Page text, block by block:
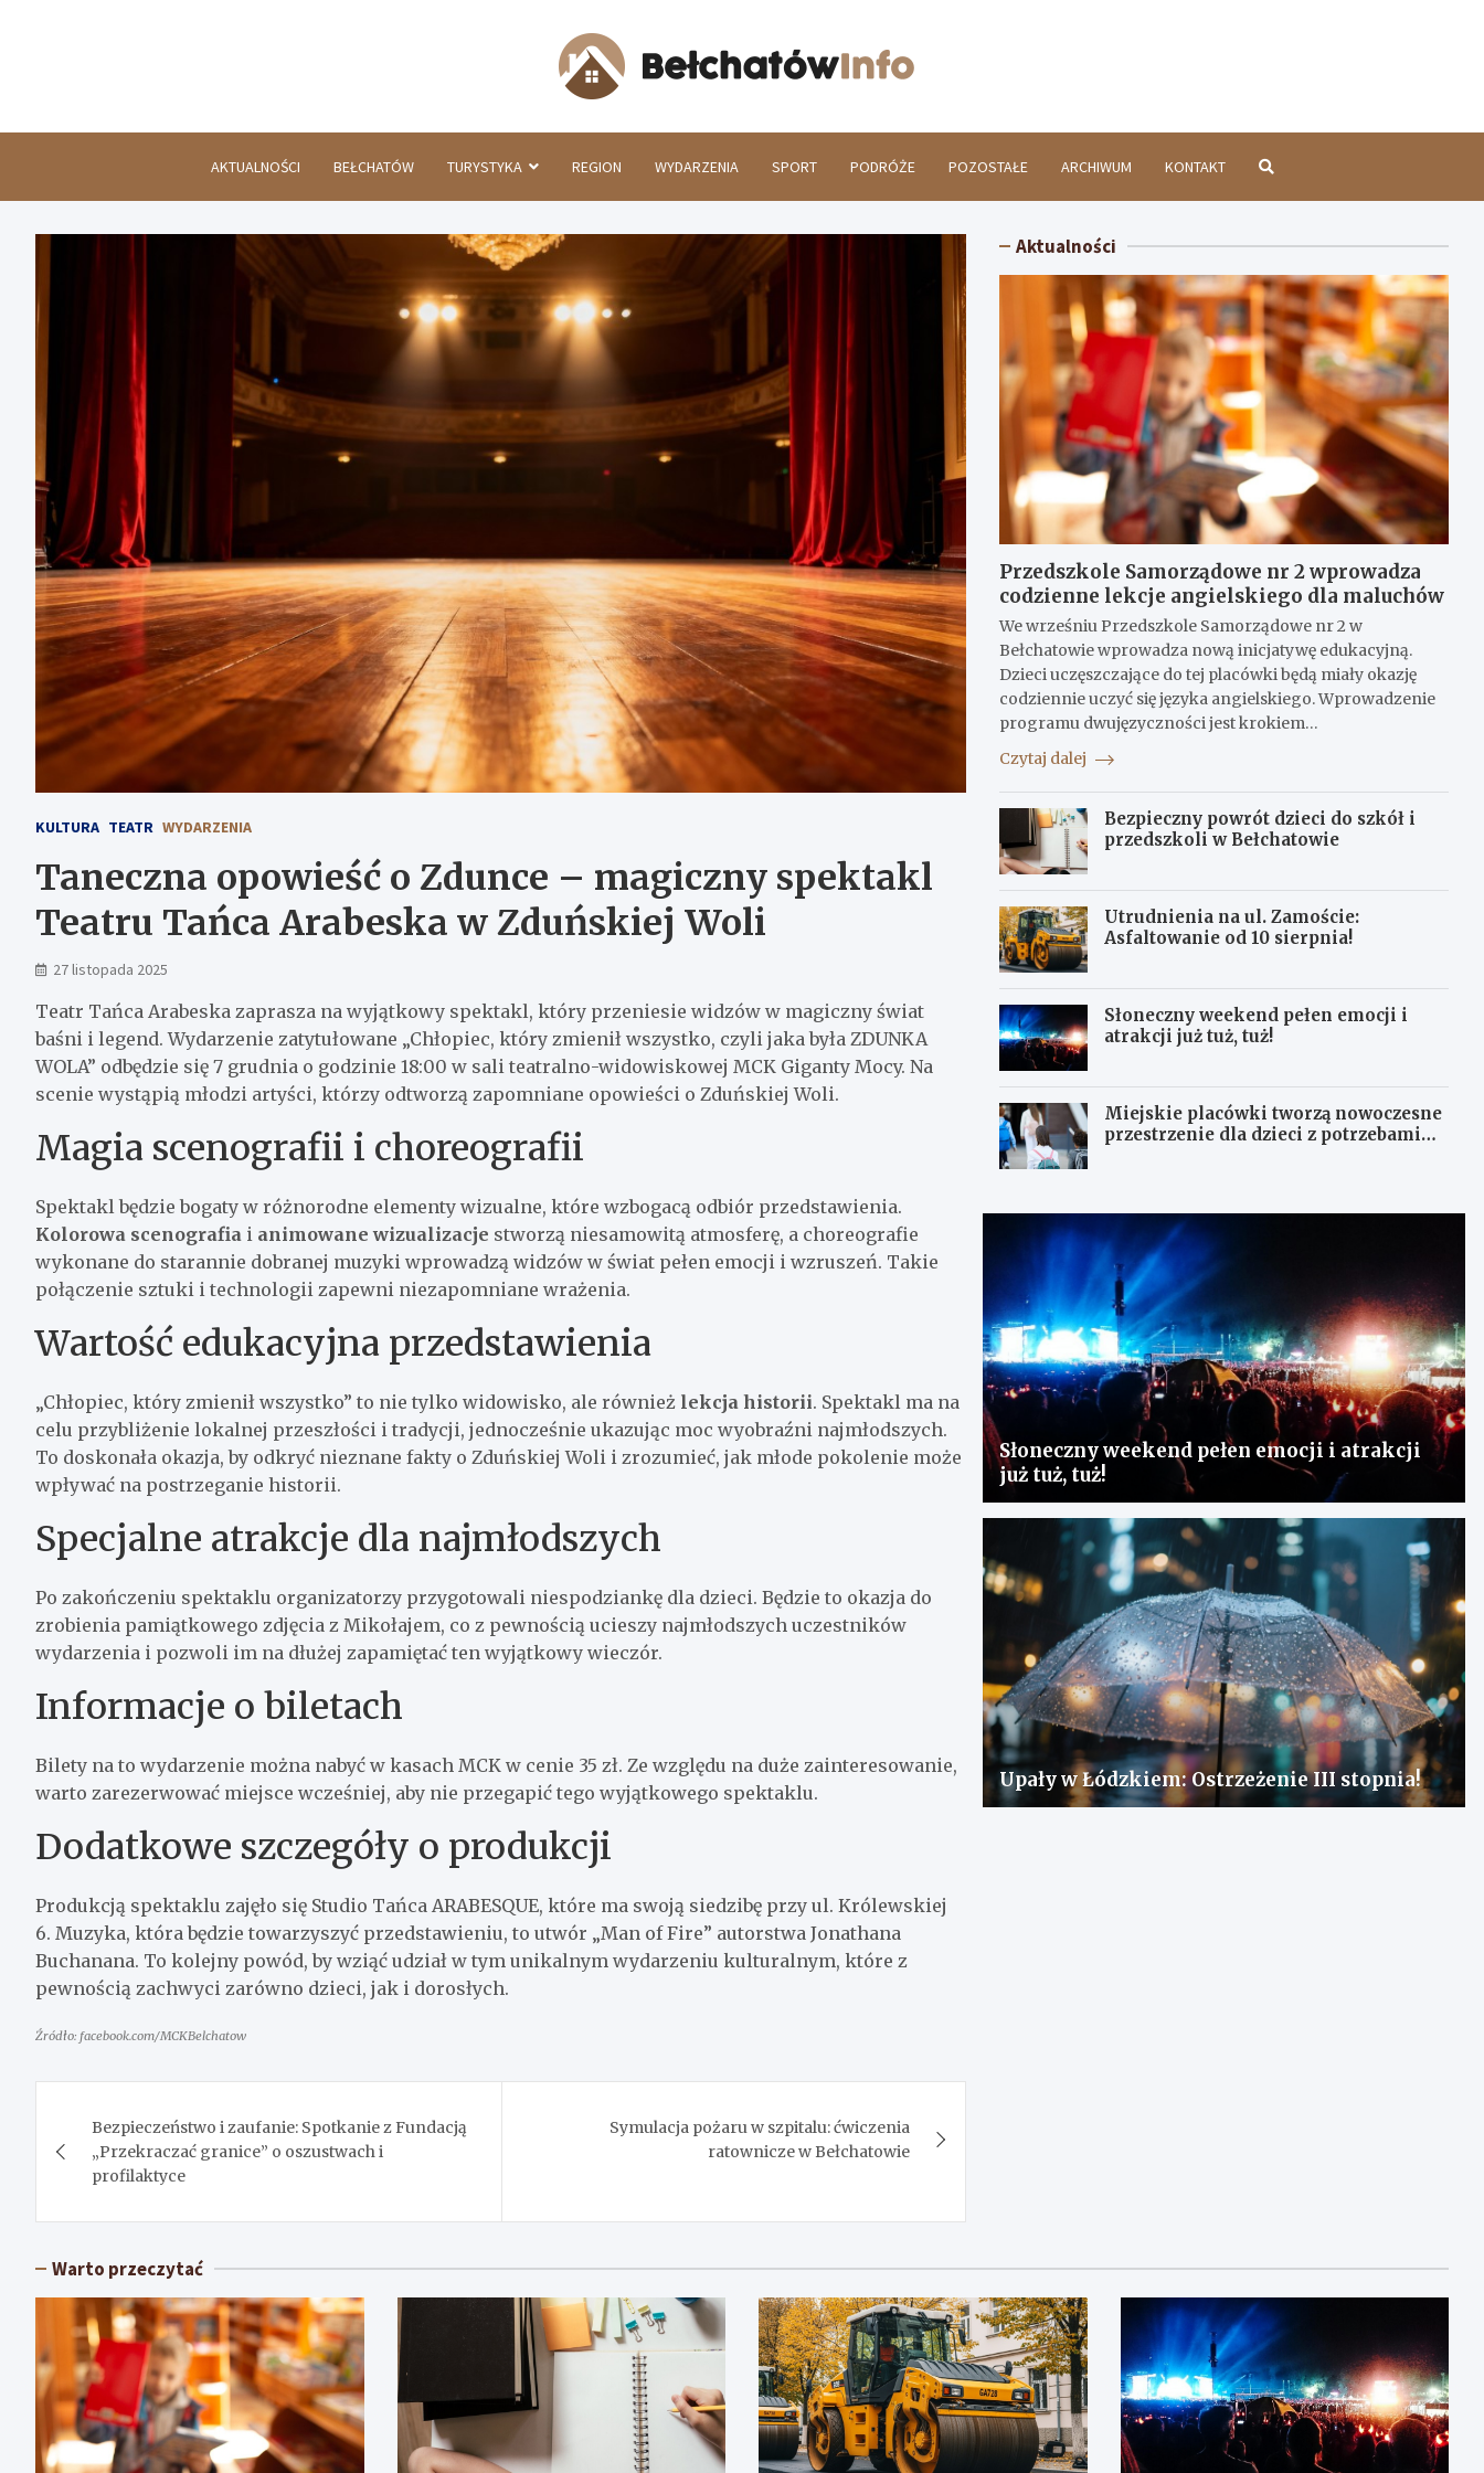
AKTUALNOŚCI BEŁCHATÓW TURYSTYKA REGION WYDARZENIA SPORT PODRÓŻE POZOSTAŁE ARCHIWUM KONTAKT
KULTURA TEATR WYDARZENIA
Taneczna opowieść o Zdunce – magiczny spektakl
Teatru Tańca Arabeska w Zduńskiej Woli
27 listopada 2025
Teatr Tańca Arabeska zaprasza na wyjątkowy spektakl, który przeniesie widzów w magiczny świat
baśni i legend. Wydarzenie zatytułowane „Chłopiec, który zmienił wszystko, czyli jaka była ZDUNKA
WOLA” odbędzie się 7 grudnia o godzinie 18:00 w sali teatralno-widowiskowej MCK Giganty Mocy. Na
scenie wystąpią młodzi artyści, którzy odtworzą zapomniane opowieści o Zduńskiej Woli.
Magia scenografii i choreografii
Spektakl będzie bogaty w różnorodne elementy wizualne, które wzbogacą odbiór przedstawienia.
Kolorowa scenografia i animowane wizualizacje stworzą niesamowitą atmosferę, a choreografie
wykonane do starannie dobranej muzyki wprowadzą widzów w świat pełen emocji i wzruszeń. Takie
połączenie sztuki i technologii zapewni niezapomniane wrażenia.
Wartość edukacyjna przedstawienia
„Chłopiec, który zmienił wszystko” to nie tylko widowisko, ale również lekcja historii. Spektakl ma na
celu przybliżenie lokalnej przeszłości i tradycji, jednocześnie ukazując moc wyobraźni najmłodszych.
To doskonała okazja, by odkryć nieznane fakty o Zduńskiej Woli i zrozumieć, jak młode pokolenie może
wpływać na postrzeganie historii.
Specjalne atrakcje dla najmłodszych
Po zakończeniu spektaklu organizatorzy przygotowali niespodziankę dla dzieci. Będzie to okazja do
zrobienia pamiątkowego zdjęcia z Mikołajem, co z pewnością ucieszy najmłodszych uczestników
wydarzenia i pozwoli im na dłużej zapamiętać ten wyjątkowy wieczór.
Informacje o biletach
Bilety na to wydarzenie można nabyć w kasach MCK w cenie 35 zł. Ze względu na duże zainteresowanie,
warto zarezerwować miejsce wcześniej, aby nie przegapić tego wyjątkowego spektaklu.
Dodatkowe szczegóły o produkcji
Produkcją spektaklu zajęło się Studio Tańca ARABESQUE, które ma swoją siedzibę przy ul. Królewskiej
6. Muzyka, która będzie towarzyszyć przedstawieniu, to utwór „Man of Fire” autorstwa Jonathana
Buchanana. To kolejny powód, by wziąć udział w tym unikalnym wydarzeniu kulturalnym, które z
pewnością zachwyci zarówno dzieci, jak i dorosłych.
Źródło: facebook.com/MCKBelchatow
wpisu
Bezpieczeństwo i zaufanie: Spotkanie z Fundacją
„Przekraczać granice” o oszustwach i
profilaktyce
Symulacja pożaru w szpitalu: ćwiczenia
ratownicze w Bełchatowie
Aktualności
Przedszkole Samorządowe nr 2 wprowadza
codzienne lekcje angielskiego dla maluchów
We wrześniu Przedszkole Samorządowe nr 2 w
Bełchatowie wprowadza nową inicjatywę edukacyjną.
Dzieci uczęszczające do tej placówki będą miały okazję
codziennie uczyć się języka angielskiego. Wprowadzenie
programu dwujęzyczności jest krokiem…
Czytaj dalej
Bezpieczny powrót dzieci do szkół i
przedszkoli w Bełchatowie
Utrudnienia na ul. Zamoście:
Asfaltowanie od 10 sierpnia!
Słoneczny weekend pełen emocji i
atrakcji już tuż, tuż!
Miejskie placówki tworzą nowoczesne
przestrzenie dla dzieci z potrzebami
Słoneczny weekend pełen emocji i atrakcji
już tuż, tuż!
Upały w Łódzkiem: Ostrzeżenie III stopnia!
Warto przeczytać